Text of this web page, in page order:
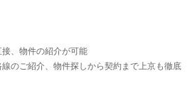
、物件の紹介が可能
のご紹介、物件探しから契約まで上京も徹底